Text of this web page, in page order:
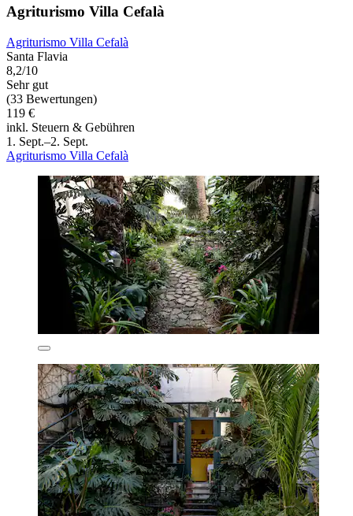
Agriturismo Villa Cefalà
Agriturismo Villa Cefalà
Santa Flavia
8,2/10
Sehr gut
(33 Bewertungen)
119 €
inkl. Steuern & Gebühren
1. Sept.–2. Sept.
Agriturismo Villa Cefalà